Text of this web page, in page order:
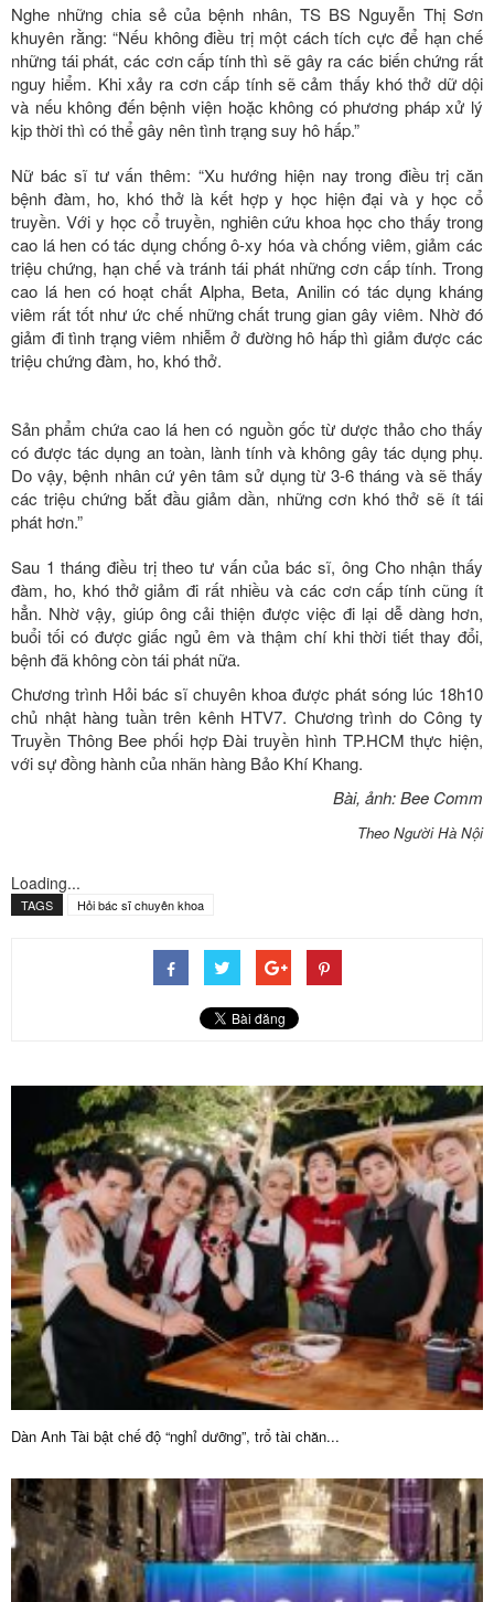
Nghe những chia sẻ của bệnh nhân, TS BS Nguyễn Thị Sơn
khuyên rằng: “Nếu không điều trị một cách tích cực để hạn chế
những tái phát, các cơn cấp tính thì sẽ gây ra các biến chứng rất
nguy hiểm. Khi xảy ra cơn cấp tính sẽ cảm thấy khó thở dữ dội
và nếu không đến bệnh viện hoặc không có phương pháp xử lý
kịp thời thì có thể gây nên tình trạng suy hô hấp.”
Nữ bác sĩ tư vấn thêm: “Xu hướng hiện nay trong điều trị căn
bệnh đàm, ho, khó thở là kết hợp y học hiện đại và y học cổ
truyền. Với y học cổ truyền, nghiên cứu khoa học cho thấy trong
cao lá hen có tác dụng chống ô-xy hóa và chống viêm, giảm các
triệu chứng, hạn chế và tránh tái phát những cơn cấp tính. Trong
cao lá hen có hoạt chất Alpha, Beta, Anilin có tác dụng kháng
viêm rất tốt như ức chế những chất trung gian gây viêm. Nhờ đó
giảm đi tình trạng viêm nhiễm ở đường hô hấp thì giảm được các
triệu chứng đàm, ho, khó thở.
Sản phẩm chứa cao lá hen có nguồn gốc từ dược thảo cho thấy
có được tác dụng an toàn, lành tính và không gây tác dụng phụ.
Do vậy, bệnh nhân cứ yên tâm sử dụng từ 3-6 tháng và sẽ thấy
các triệu chứng bắt đầu giảm dần, những cơn khó thở sẽ ít tái
phát hơn.”
Sau 1 tháng điều trị theo tư vấn của bác sĩ, ông Cho nhận thấy
đàm, ho, khó thở giảm đi rất nhiều và các cơn cấp tính cũng ít
hẳn. Nhờ vậy, giúp ông cải thiện được việc đi lại dễ dàng hơn,
buổi tối có được giấc ngủ êm và thậm chí khi thời tiết thay đổi,
bệnh đã không còn tái phát nữa.
Chương trình Hỏi bác sĩ chuyên khoa được phát sóng lúc 18h10
chủ nhật hàng tuần trên kênh HTV7. Chương trình do Công ty
Truyền Thông Bee phối hợp Đài truyền hình TP.HCM thực hiện,
với sự đồng hành của nhãn hàng Bảo Khí Khang.
Bài, ảnh: Bee Comm
Theo Người Hà Nội
Loading...
TAGS Hỏi bác sĩ chuyên khoa
Dàn Anh Tài bật chế độ “nghỉ dưỡng”, trổ tài chăn...